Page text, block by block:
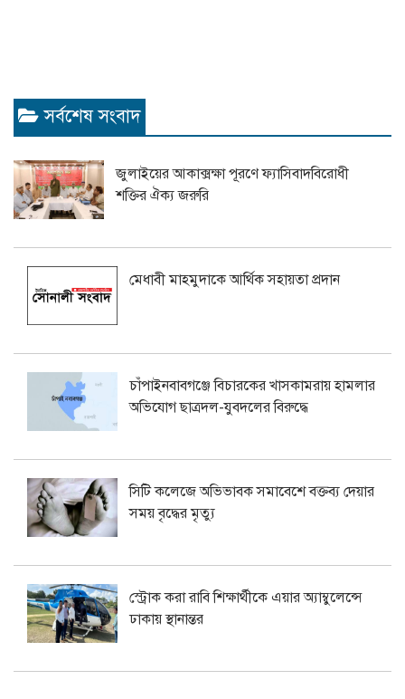
সর্বশেষ সংবাদ
জুলাইয়ের আকাক্সক্ষা পূরণে ফ্যাসিবাদবিরোধী
শক্তির ঐক্য জরুরি
মেধাবী মাহমুদাকে আর্থিক সহায়তা প্রদান
চাঁপাইনবাবগঞ্জে বিচারকের খাসকামরায় হামলার
অভিযোগ ছাত্রদল-যুবদলের বিরুদ্ধে
সিটি কলেজে অভিভাবক সমাবেশে বক্তব্য দেয়ার
সময় বৃদ্ধের মৃত্যু
স্ট্রোক করা রাবি শিক্ষার্থীকে এয়ার অ্যাম্বুলেন্সে
ঢাকায় স্থানান্তর